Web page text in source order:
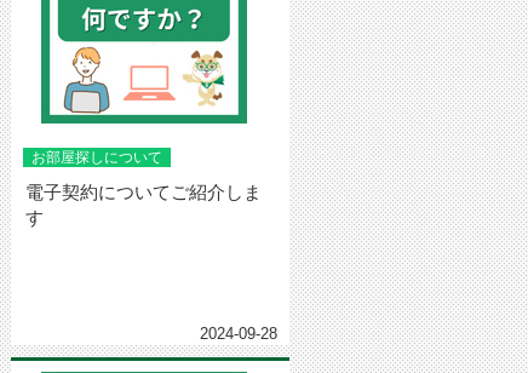
お部屋探しについて
電子契約についてご紹介しま
す
2024-09-28